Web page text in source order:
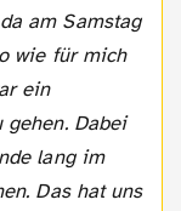
am Samstag
wie für mich
ein
Dabei
lang im
Das hat uns